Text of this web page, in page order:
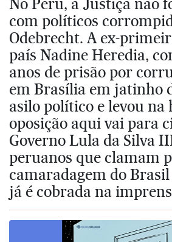
com políticos
Odebrecht. A ex-
país Nadine Heredia,
anos de prisão por
em Brasília em jatinho
asilo político e levou na
oposição aqui vai para
Governo Lula da Silva
peruanos que clamam
camaradagem do
já é cobrada na